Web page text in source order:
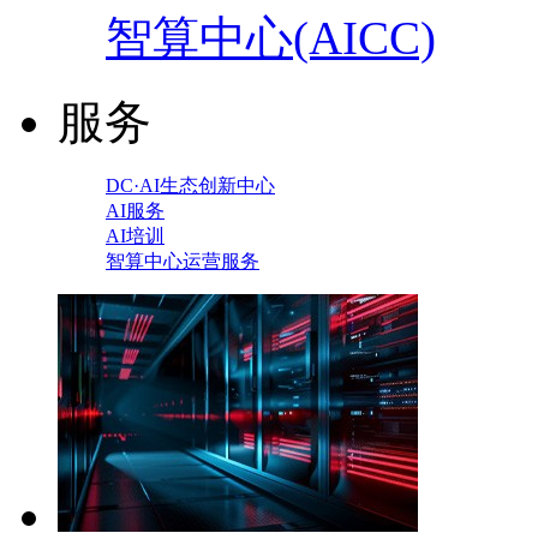
智算中心(AICC)
服务
DC·AI生态创新中心
AI服务
AI培训
智算中心运营服务